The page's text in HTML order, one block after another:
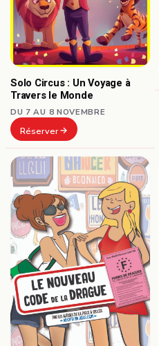
Solo Circus : Un Voyage à
Travers le Monde
DU 7 AU 8 NOVEMBRE
Réserver